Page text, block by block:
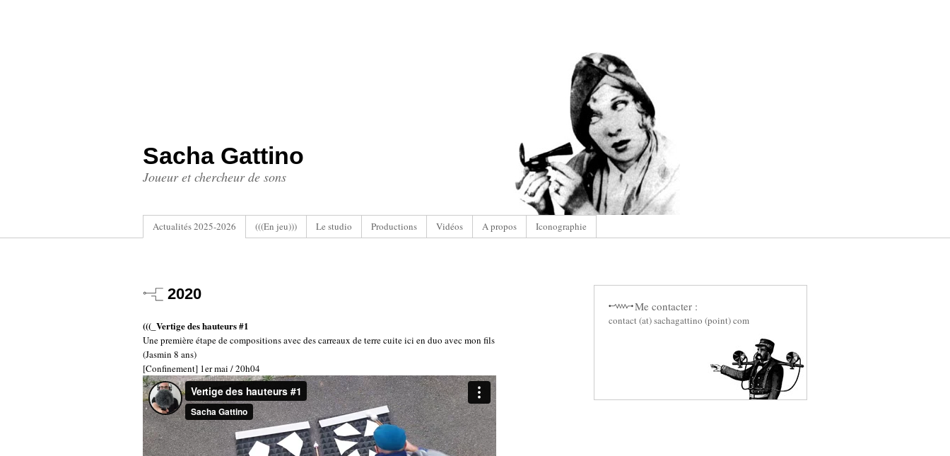
Sacha Gattino
Joueur et chercheur de sons
Actualités 2025-2026 (((En jeu))) Le studio Productions Vidéos A propos Iconographie
2020
(((_Vertige des hauteurs #1
Une première étape de compositions avec des carreaux de terre cuite ici en duo avec mon fils
(Jasmin 8 ans)
[Confinement] 1er mai / 20h04
Me contacter :
contact (at) sachagattino (point) com